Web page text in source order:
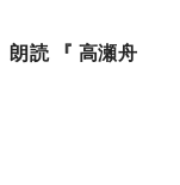
朗読 『 高瀬舟